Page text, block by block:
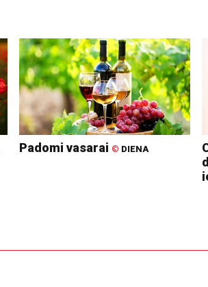
Padomi vasarai © DIENA